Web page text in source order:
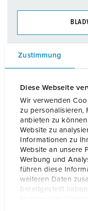
Zustimmung
Diese Webseite
Wir verwenden
zu personalisieren,
anbieten zu
Website zu
Informationen zu
Website an unsere
Werbung und
führen diese
weiteren Daten
bereitgestellt
Onze producten kunt
verlanglijstje/
Mijn lijst(0)
Details
Algemene